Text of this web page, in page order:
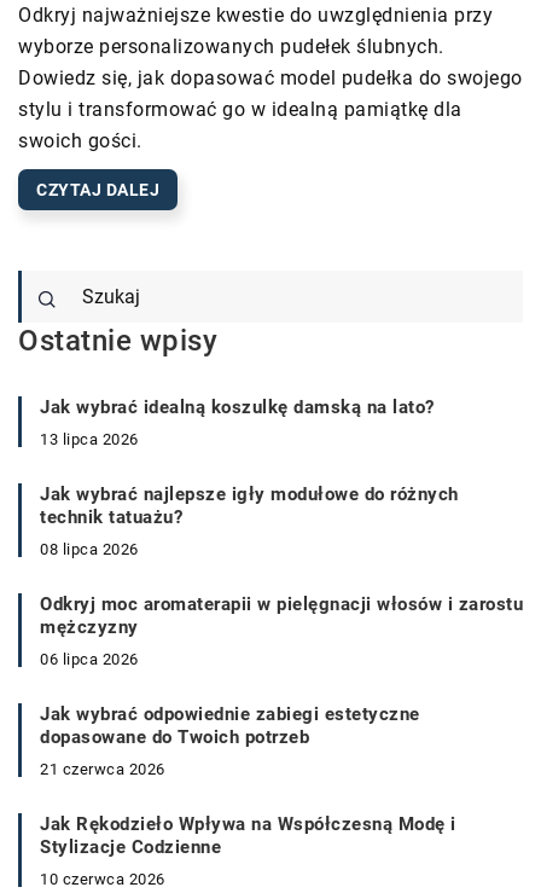
Odkryj najważniejsze kwestie do uwzględnienia przy
wyborze personalizowanych pudełek ślubnych.
Dowiedz się, jak dopasować model pudełka do swojego
stylu i transformować go w idealną pamiątkę dla
swoich gości.
CZYTAJ DALEJ
Ostatnie wpisy
Jak wybrać idealną koszulkę damską na lato?
13 lipca 2026
Jak wybrać najlepsze igły modułowe do różnych
technik tatuażu?
08 lipca 2026
Odkryj moc aromaterapii w pielęgnacji włosów i zarostu
mężczyzny
06 lipca 2026
Jak wybrać odpowiednie zabiegi estetyczne
dopasowane do Twoich potrzeb
21 czerwca 2026
Jak Rękodzieło Wpływa na Współczesną Modę i
Stylizacje Codzienne
10 czerwca 2026